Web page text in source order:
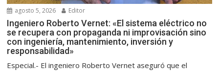
agosto 5, 2026 Editor
Ingeniero Roberto Vernet: «El sistema eléctrico no
se recupera con propaganda ni improvisación sino
con ingeniería, mantenimiento, inversión y
responsabilidad»
Especial.- El ingeniero Roberto Vernet aseguró que el